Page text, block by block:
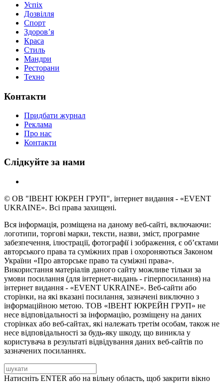
Успіх
Дозвілля
Спорт
Здоров’я
Краса
Стиль
Мандри
Ресторани
Техно
Контакти
Придбати журнал
Реклама
Про нас
Контакти
Слідкуйте за нами
© ОВ "ІВЕНТ ЮКРЕН ГРУП", інтернет видання - «EVENT
UKRAINE». Всі права захищені.
Вся інформація, розміщена на даному веб-сайті, включаючи:
логотипи, торгові марки, тексти, назви, зміст, програмне
забезпечення, ілюстрації, фотографії і зображення, є об’єктами
авторського права та суміжних прав і охороняються Законом
України «Про авторське право та суміжні права».
Використання матеріалів даного сайту можливе тільки за
умови посилання (для інтернет-видань - гіперпосилання) на
інтернет видання - «EVENT UKRAINE». Веб-сайти або
сторінки, на які вказані посилання, зазначені виключно з
інформаційною метою. ТОВ «ІВЕНТ ЮКРЕЙН ГРУП» не
несе відповідальності за інформацію, розміщену на даних
сторінках або веб-сайтах, які належать третім особам, також не
несе відповідальності за будь-яку шкоду, що виникла у
користувача в результаті відвідування даних веб-сайтів по
зазначених посиланнях.
Натисніть ENTER або на вільну область, щоб закрити вікно